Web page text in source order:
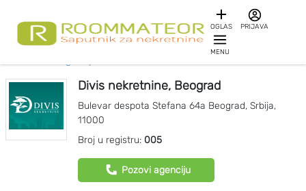
OGLAS PRIJAVA
MENU
Divis nekretnine, Beograd
Bulevar despota Stefana 64a Beograd, Srbija,
11000
Broj u registru: 005
Pozovi agenciju